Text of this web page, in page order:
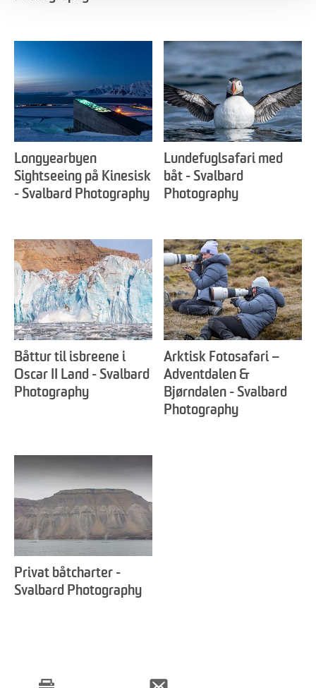
Longyearbyen
Sightseeing på Kinesisk
- Svalbard Photography
Lundefuglsafari med
båt - Svalbard
Photography
Båttur til isbreene i
Oscar II Land - Svalbard
Photography
Arktisk Fotosafari –
Adventdalen &
Bjørndalen - Svalbard
Photography
Privat båtcharter -
Svalbard Photography